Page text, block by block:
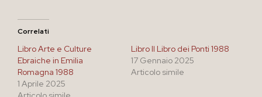
Correlati
Libro Arte e Culture
Ebraiche in Emilia
Romagna 1988
1 Aprile 2025
Libro Il Libro dei Ponti 1988
17 Gennaio 2025
Articolo simile